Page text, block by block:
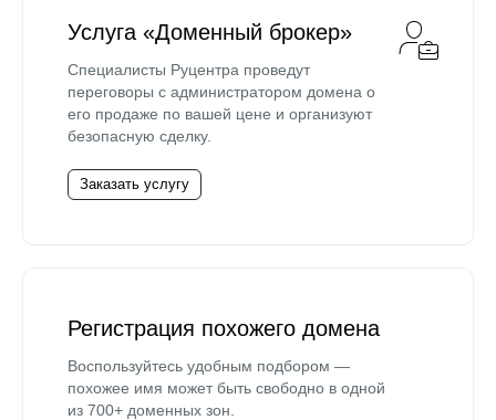
Услуга «Доменный брокер»
Специалисты Руцентра проведут
переговоры с администратором домена о
его продаже по вашей цене и организуют
безопасную сделку.
Заказать услугу
Регистрация похожего домена
Воспользуйтесь удобным подбором —
похожее имя может быть свободно в одной
из 700+ доменных зон.